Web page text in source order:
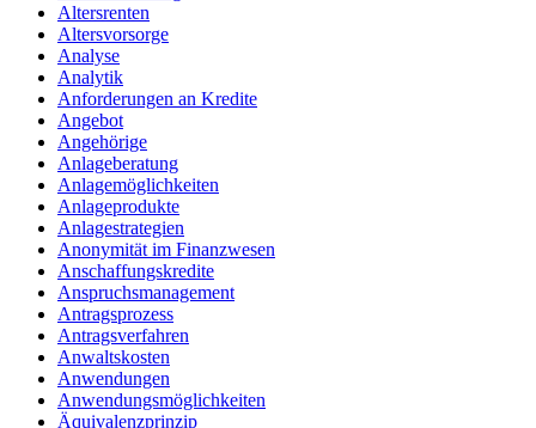
Altersrenten
Altersvorsorge
Analyse
Analytik
Anforderungen an Kredite
Angebot
Angehörige
Anlageberatung
Anlagemöglichkeiten
Anlageprodukte
Anlagestrategien
Anonymität im Finanzwesen
Anschaffungskredite
Anspruchsmanagement
Antragsprozess
Antragsverfahren
Anwaltskosten
Anwendungen
Anwendungsmöglichkeiten
Äquivalenzprinzip